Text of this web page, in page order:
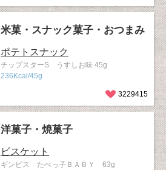
米菓・スナック菓子・おつまみ
ポテトスナック
チップスターS うすしお味 45g
236Kcal/45g
3229415
洋菓子・焼菓子
ビスケット
ギンビス たべっ子ＢＡＢＹ 63g